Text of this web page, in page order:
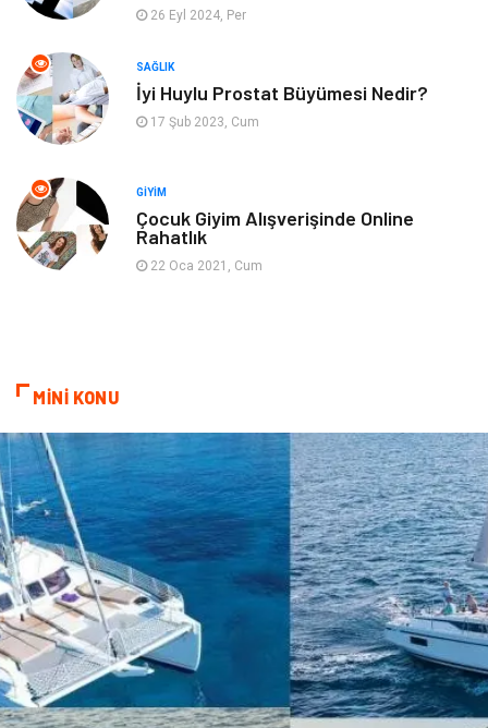
Ev işleri
Cam
Sigorta Spor Malzemeleri
Bebek Giyim
Kına Gecesi
26 Eyl 2024, Per
SAĞLIK
İyi Huylu Prostat Büyümesi Nedir?
17 Şub 2023, Cum
GIYIM
Çocuk Giyim Alışverişinde Online
Rahatlık
22 Oca 2021, Cum
MİNİ KONU